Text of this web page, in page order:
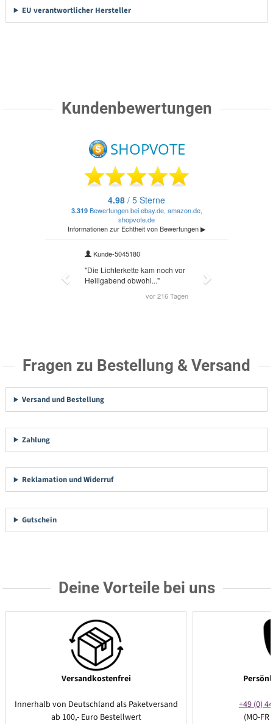
EU verantwortlicher Hersteller
Kundenbewertungen
Fragen zu Bestellung & Versand
Versand und Bestellung
Zahlung
Reklamation und Widerruf
Gutschein
Deine Vorteile bei uns
Versandkostenfrei
Innerhalb von Deutschland als Paketversand
ab 100,- Euro Bestellwert
+49 (0)
(MO-